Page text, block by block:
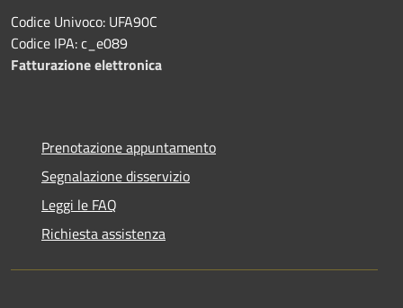
Codice Univoco: UFA90C
Codice IPA: c_e089
Fatturazione elettronica
Prenotazione appuntamento
Segnalazione disservizio
Leggi le FAQ
Richiesta assistenza